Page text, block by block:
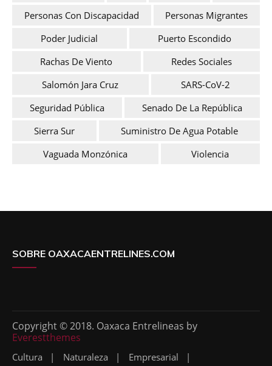
Personas Con Discapacidad
Personas Migrantes
Poder Judicial
Puerto Escondido
Rachas De Viento
Redes Sociales
Salomón Jara Cruz
SARS-CoV-2
Seguridad Pública
Senado De La República
Sierra Sur
Suministro De Agua Potable
Vaguada Monzónica
Violencia
SOBRE OAXACAENTRELINES.COM
Copyright © 2018. Oaxaca Entrelineas by
Everestthemes
Cultura Naturaleza
Empresarial